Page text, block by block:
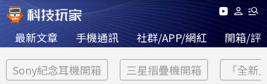
最新文章 手機通訊 社群/APP/網紅 開箱/評
Sony紀念耳機開箱 三星摺疊機開箱 「全新